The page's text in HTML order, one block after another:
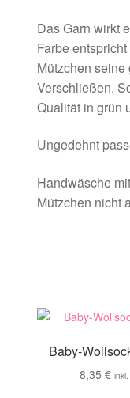
Das Garn wirkt
Farbe
Mützchen
Verschließen.
Qualität in grün
Ungedehnt
Handwäsche
Mützchen nicht
Baby-
8,35€